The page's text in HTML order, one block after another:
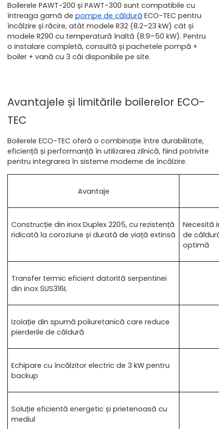
Boilerele PAWT-200 și PAWT-300 sunt compatibile cu
întreaga gamă de pompe de căldură ECO-TEC pentru
încălzire și răcire, atât modele R32 (8.2–23 kW) cât și
modele R290 cu temperatură înaltă (8.9–50 kW). Pentru
o instalare completă, consultă și pachetele pompă +
boiler + vană cu 3 căi disponibile pe site.
Avantajele și limitările boilerelor ECO-
TEC
Boilerele ECO-TEC oferă o combinație între durabilitate,
eficiență și performanță în utilizarea zilnică, fiind potrivite
pentru integrarea în sisteme moderne de încălzire.
Avantaje
Construcție din inox Duplex 2205, cu rezistență
ridicată la coroziune și durată de viață extinsă
Necesită
de
optimă
Transfer termic eficient datorită serpentinei
din inox SUS316L
Izolație din spumă poliuretanică care reduce
pierderile de căldură
Echipare cu încălzitor electric de 3 kW pentru
backup
Soluție eficientă energetic și prietenoasă cu
mediul